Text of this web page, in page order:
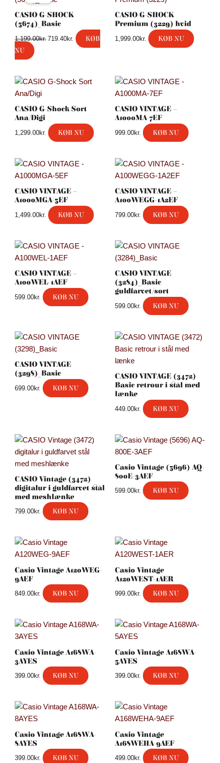
CASIO G-SHOCK
(5674)_Basic
1,199.00kr.
pris
var:
1,199.00kr..
719.40kr.
er:
719.40kr..
KØB
NU
CASIO G-SHOCK
Premium (3229) hvid
1,999.00kr. KØB NU
CASIO G-Shock Sort
Ana/Digi
1,299.00kr. KØB NU
CASIO VINTAGE –
A1000MA-7EF
999.00kr. KØB NU
CASIO VINTAGE –
A1000MGA-5EF
1,499.00kr. KØB NU
CASIO VINTAGE –
A100WEGG-1A2EF
799.00kr. KØB NU
CASIO VINTAGE –
A100WEL-1AEF
599.00kr. KØB NU
CASIO VINTAGE
(3284)_Basic
guldfarvet/sort
599.00kr. KØB NU
CASIO VINTAGE
(3298)_Basic
699.00kr. KØB NU
CASIO VINTAGE (3472)
Basic retrour i stål med
lænke
449.00kr. KØB NU
CASIO Vintage (3472)
digitalur i guldfarvet stål
med meshlænke
799.00kr. KØB NU
Casio Vintage (5696) AQ-
800E-3AEF
599.00kr. KØB NU
Casio Vintage A120WEG-
9AEF
849.00kr. KØB NU
Casio Vintage
A120WEST-1AER
999.00kr. KØB NU
Casio Vintage A168WA-
3AYES
399.00kr. KØB NU
Casio Vintage A168WA-
5AYES
399.00kr. KØB NU
Casio Vintage A168WA-
8AYES
399.00kr. KØB NU
Casio Vintage
A168WEHA-9AEF
499.00kr. KØB NU